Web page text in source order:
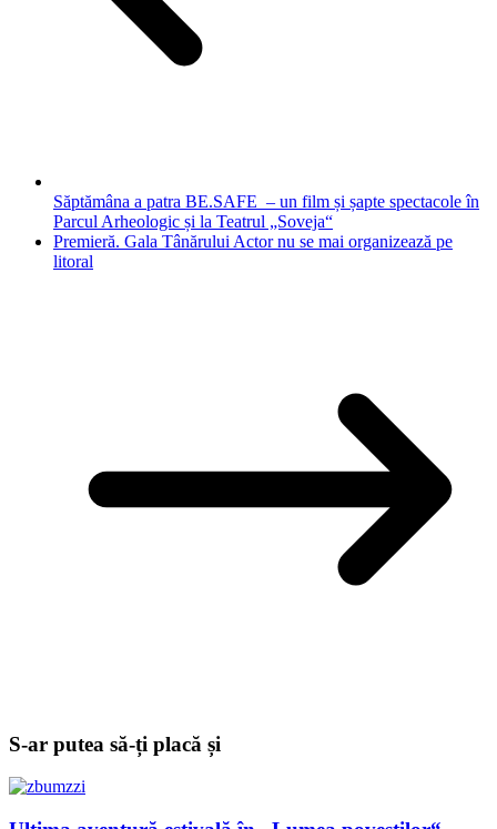
Săptămâna a patra BE.SAFE – un film și șapte spectacole în
Parcul Arheologic și la Teatrul „Soveja“
Premieră. Gala Tânărului Actor nu se mai organizează pe
litoral
S-ar putea să-ți placă și